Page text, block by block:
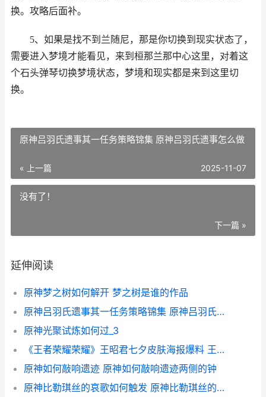
换。攻略后面补。
5、如果是找不到兰随尼，那是你切换到现实状态了，
需要进入梦境才能看见，来到桓那兰那中心这里，对着这
个石头弹琴切换梦境状态，梦境和现实都是来到这里切
换。
原神吕羽氏遗事其一任务策略锦集 原神吕羽氏遗事怎么做
« 上一篇 2025-11-07
没有了！
下一篇 »
延伸阅读
原神梦之树如何解开 梦之树是谁的作品
原神吕羽氏遗事其一任务策略锦集 原神吕羽氏遗事怎么做
原神光聚试炼如何过_3
《王者荣耀荣耀》王昭君七夕皮肤海报爆料 王者荣耀荣耀印记多少星
原神如何敲响遗迹 原神如何敲响遗迹两侧的钟
原神比勒琪丝的哀歌如何触发 原神比勒琪丝的哀歌中激活左臂能源